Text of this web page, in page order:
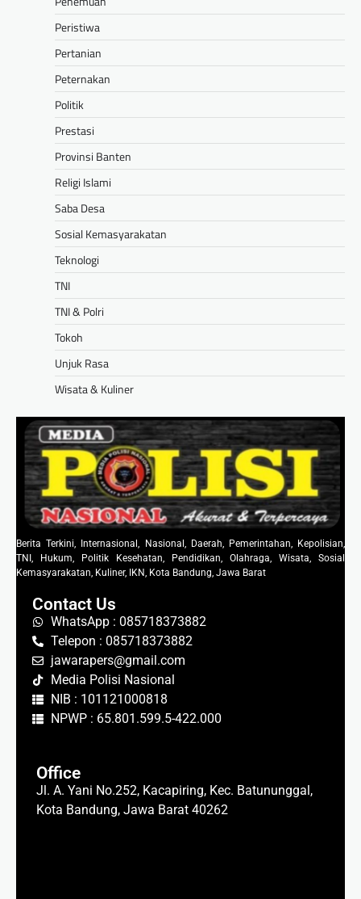
Peristiwa
Pertanian
Peternakan
Politik
Prestasi
Provinsi Banten
Religi Islami
Saba Desa
Sosial Kemasyarakatan
Teknologi
TNI
TNI & Polri
Tokoh
Unjuk Rasa
Wisata & Kuliner
Berita Terkini, Internasional, Nasional, Daerah, Pemerintahan, Kepolisian,
TNI, Hukum, Politik Kesehatan, Pendidikan, Olahraga, Wisata, Sosial
Kemasyarakatan, Kuliner, IKN, Kota Bandung, Jawa Barat
Contact Us
WhatsApp : 085718373882
Telepon : 085718373882
jawarapers@gmail.com
Media Polisi Nasional
NIB : 101121000818
NPWP : 65.801.599.5-422.000
Office
Jl. A. Yani No.252, Kacapiring, Kec. Batununggal,
Kota Bandung, Jawa Barat 40262